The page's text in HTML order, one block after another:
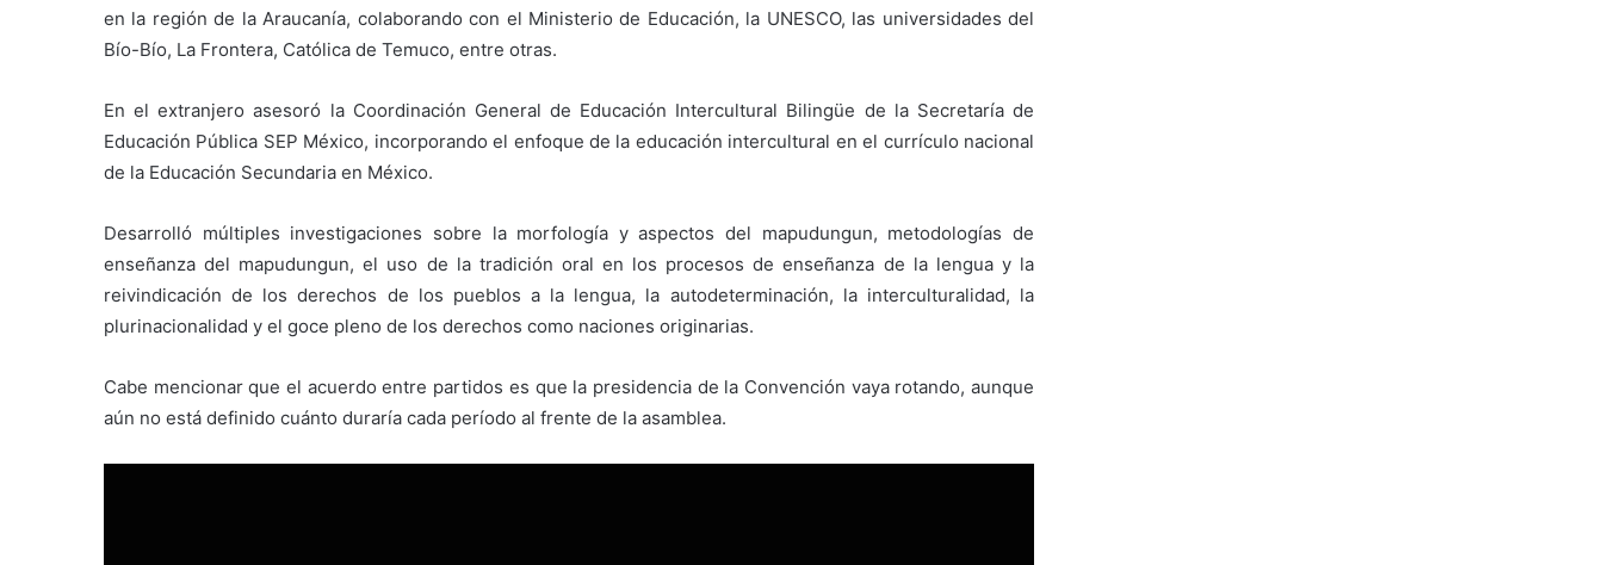
en la región de la Araucanía, colaborando con el Ministerio de Educación, la UNESCO, las universidades del
Bío-Bío, La Frontera, Católica de Temuco, entre otras.
En el extranjero asesoró la Coordinación General de Educación Intercultural Bilingüe de la Secretaría de
Educación Pública SEP México, incorporando el enfoque de la educación intercultural en el currículo nacional
de la Educación Secundaria en México.
Desarrolló múltiples investigaciones sobre la morfología y aspectos del mapudungun, metodologías de
enseñanza del mapudungun, el uso de la tradición oral en los procesos de enseñanza de la lengua y la
reivindicación de los derechos de los pueblos a la lengua, la autodeterminación, la interculturalidad, la
plurinacionalidad y el goce pleno de los derechos como naciones originarias.
Cabe mencionar que el acuerdo entre partidos es que la presidencia de la Convención vaya rotando, aunque
aún no está definido cuánto duraría cada período al frente de la asamblea.